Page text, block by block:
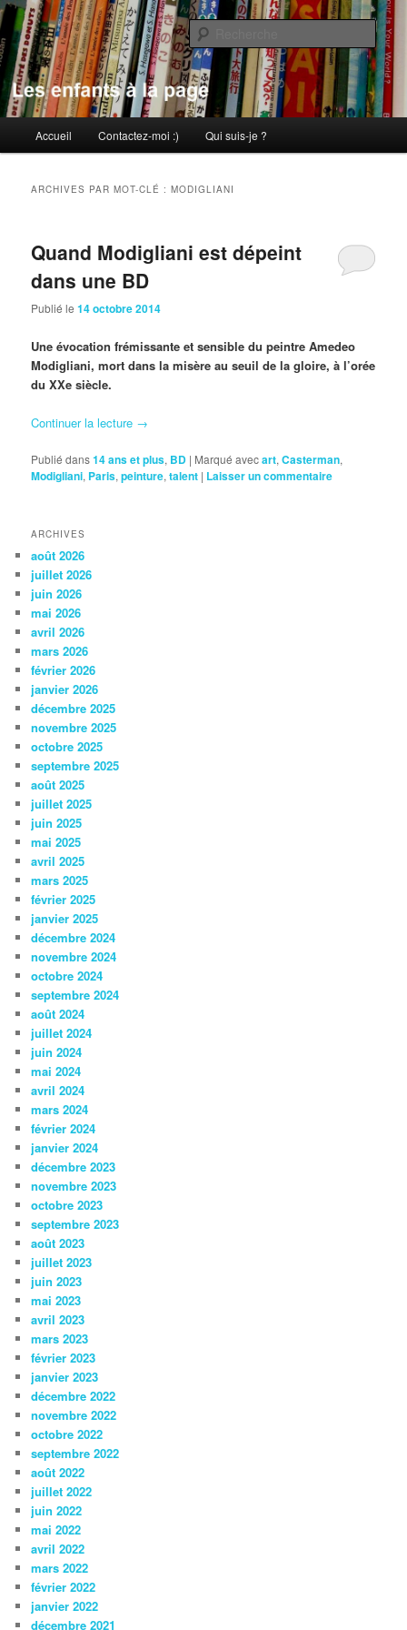
Aller
au
contenu
principal
Aller
au
contenu
secondaireLes enfants à la page
principal
Accueil Contactez-moi :) Qui suis-je ?
ARCHIVES PAR MOT-CLÉ :MODIGLIANI
Quand Modigliani est dépeint
dans une BD
Publié le14 octobre 2014
Une évocation frémissante et sensible du peintre Amedeo
Modigliani, mort dans la misère au seuil de la gloire, à l’orée
du XXe siècle.
Continuer la lecture →
Publié dans14 ans et plus, BD | Marqué avecart,Casterman,
Modigliani, Paris,peinture,talent | Laisser un commentaire
ARCHIVES
août 2026
juillet 2026
juin 2026
mai 2026
avril 2026
mars 2026
février 2026
janvier 2026
décembre 2025
novembre 2025
octobre 2025
septembre 2025
août 2025
juillet 2025
juin 2025
mai 2025
avril 2025
mars 2025
février 2025
janvier 2025
décembre 2024
novembre 2024
octobre 2024
septembre 2024
août 2024
juillet 2024
juin 2024
mai 2024
avril 2024
mars 2024
février 2024
janvier 2024
décembre 2023
novembre 2023
octobre 2023
septembre 2023
août 2023
juillet 2023
juin 2023
mai 2023
avril 2023
mars 2023
février 2023
janvier 2023
décembre 2022
novembre 2022
octobre 2022
septembre 2022
août 2022
juillet 2022
juin 2022
mai 2022
avril 2022
mars 2022
février 2022
janvier 2022
décembre 2021